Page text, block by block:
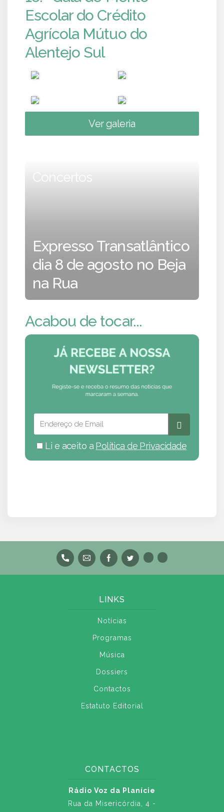
Escolar do Crédito
Agrícola Mútuo do
Alentejo Sul
Ver galeria
Concertos
Expresso Transatlântico
dia 8 de agosto no Beja
na Rua
Acabou de tocar...
Li e aceito a Política de Privacidade
LINKS
Notícias
Programas
Música
Dossiers
Contactos
Estatuto Editorial
CONTACTOS
Rádio Voz da Planície
Rua da Misericórdia, 4 -